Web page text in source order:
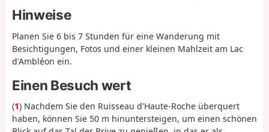
Hinweise
Planen Sie 6 bis 7 Stunden für eine Wanderung mit
Besichtigungen, Fotos und einer kleinen Mahlzeit am Lac
d'Ambléon ein.
Einen Besuch wert
(1) Nachdem Sie den Ruisseau d'Haute-Roche überquert
haben, können Sie 50 m hinuntersteigen, um einen schönen